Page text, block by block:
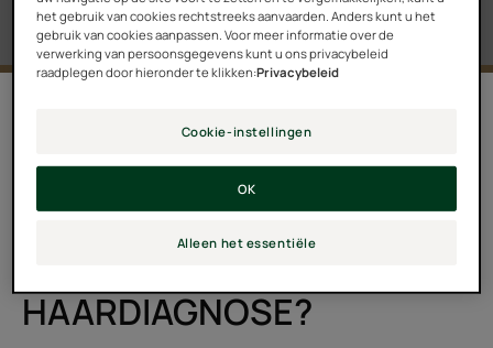
Een selectie haarverzorgings- en verzorgingsproducten
haarroutine ontdekken voor deskundige resultaten voor
uw haar en hoofdhuid.
HAARDIAGNOSE?
het gebruik van cookies rechtstreeks aanvaarden. Anders kunt u het
gebruik van cookies aanpassen. Voor meer informatie over de
verwerking van persoonsgegevens kunt u ons privacybeleid
raadplegen door hieronder te klikken:Privacybeleid
Cookie-instellingen
Alleen het essentiële
OK